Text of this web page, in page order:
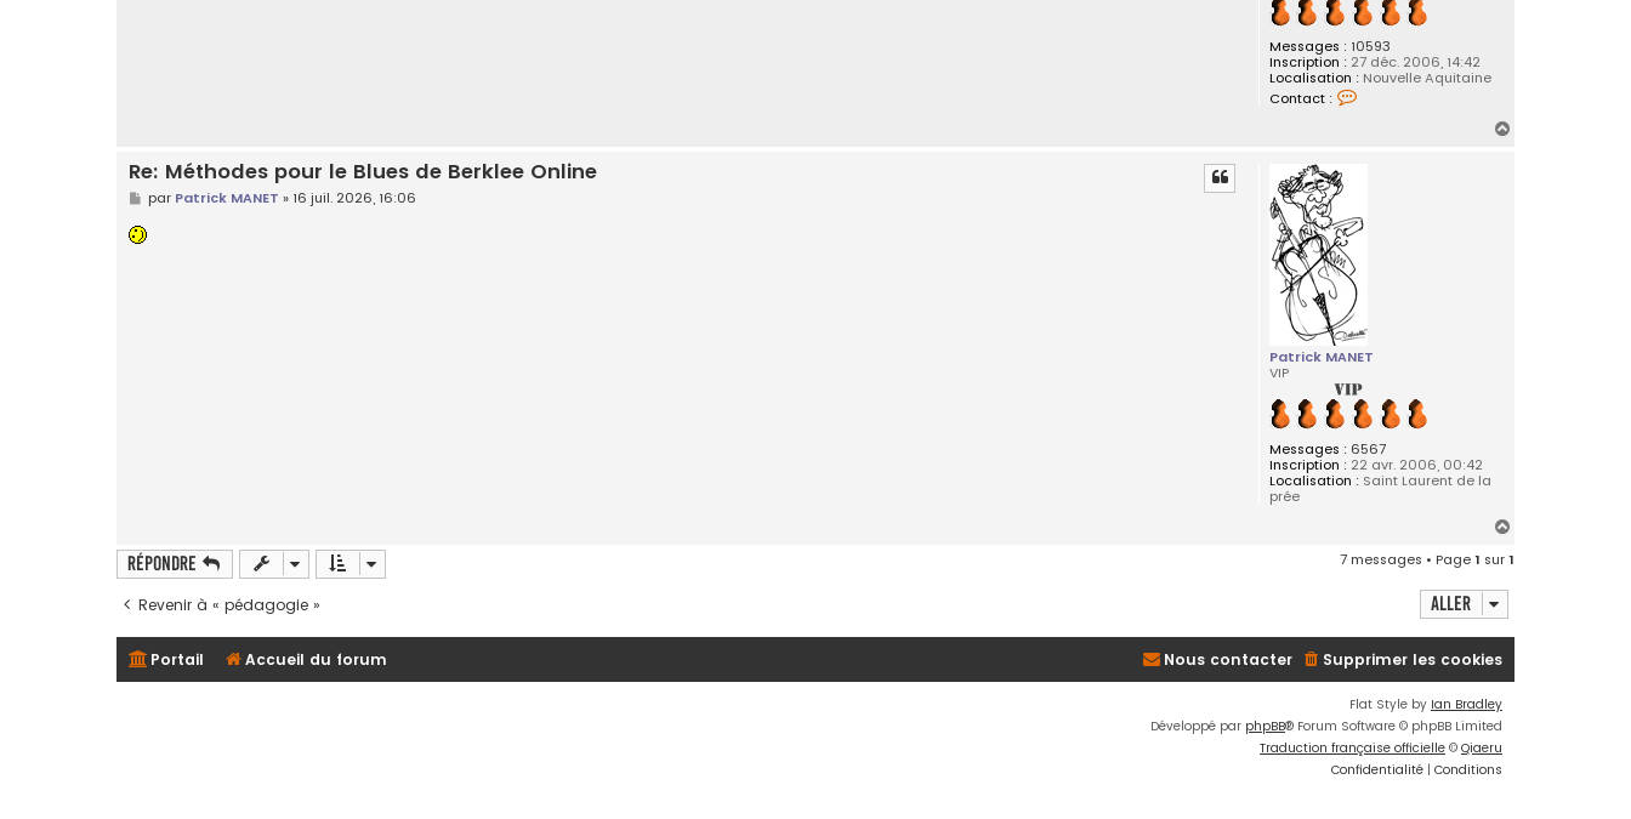
Messages : 10593
Inscription : 27 déc. 2006, 14:42
Localisation : Nouvelle Aquitaine
Contact :
r
M
Patrick MANET
VIP
Messages : 6567
Inscription : 22 avr. 2006, 00:42
Localisation : Saint Laurent de la
prée
Re: Méthodes pour le Blues de Berklee Online
M
e
s
s
par Patrick MANET » 16 juil. 2026, 16:06
Répondre 7 messages • Page1 sur1
Revenir à « pédagogie » Aller
Portail Accueil du forum Supprimer les cookies
Nous contacter
Flat Style by Ian Bradley
Développé par phpBB® Forum Software © phpBB Limited
Traduction française officielle © Qiaeru
Confidentialité | Conditions